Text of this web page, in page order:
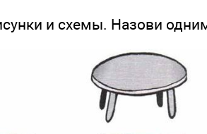
и схемы. Назови